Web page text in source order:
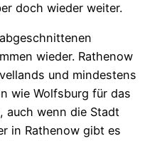
doch wieder weiter.
wieder. Rathenow
und mindestens
wie Wolfsburg für das
auch wenn die Stadt
in Rathenow gibt es